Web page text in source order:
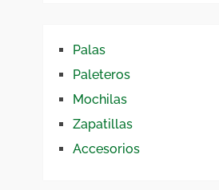
Palas
Paleteros
Mochilas
Zapatillas
Accesorios